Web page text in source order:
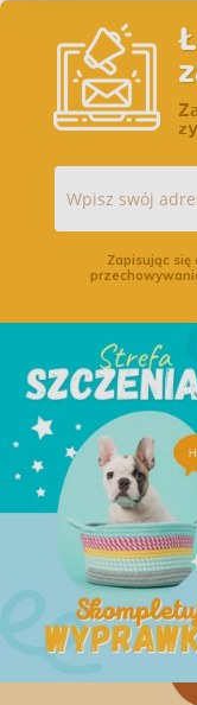
Zapisując